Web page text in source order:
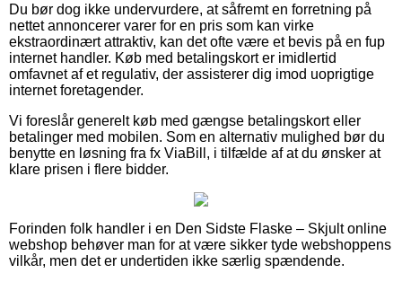
Du bør dog ikke undervurdere, at såfremt en forretning på
nettet annoncerer varer for en pris som kan virke
ekstraordinært attraktiv, kan det ofte være et bevis på en fup
internet handler. Køb med betalingskort er imidlertid
omfavnet af et regulativ, der assisterer dig imod uoprigtige
internet foretagender.
Vi foreslår generelt køb med gængse betalingskort eller
betalinger med mobilen. Som en alternativ mulighed bør du
benytte en løsning fra fx ViaBill, i tilfælde af at du ønsker at
klare prisen i flere bidder.
Forinden folk handler i en Den Sidste Flaske – Skjult online
webshop behøver man for at være sikker tyde webshoppens
vilkår, men det er undertiden ikke særlig spændende.